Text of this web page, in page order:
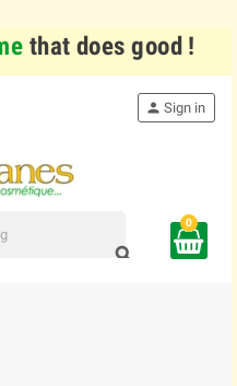
that does good !
search
person Sign in
0